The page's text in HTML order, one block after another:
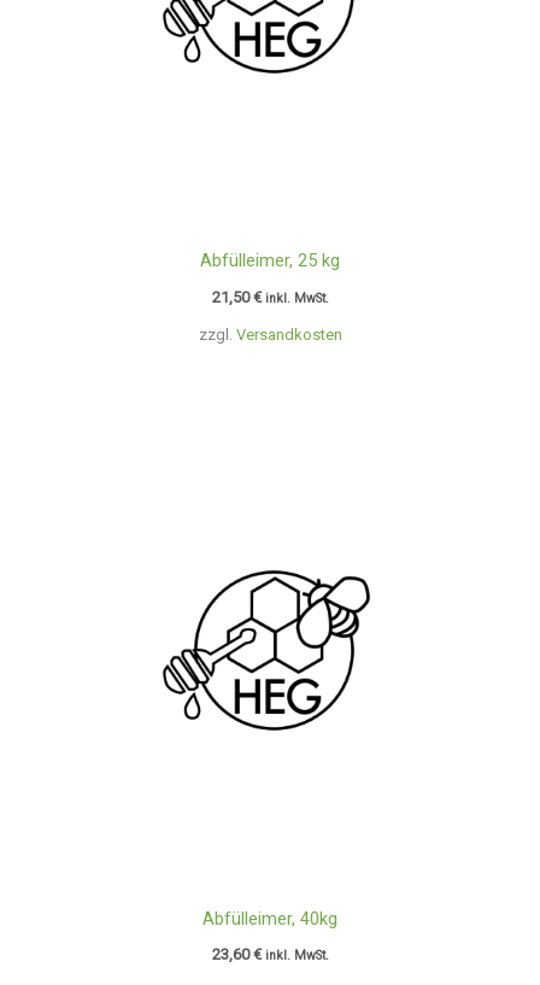
zzgl. Versandkosten
Abfülleimer, 25 kg
21,50€ inkl. MwSt.
Abfülleimer, 40kg
23,60€ inkl. MwSt.